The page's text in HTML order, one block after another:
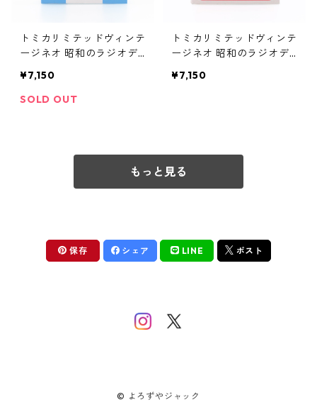
トミカリミテッドヴィンテ
ージネオ 昭和のラジオデ
ルーバード #36273455
¥7,150
SOLD OUT
トミカリミテッドヴィンテ
ージネオ 昭和のラジオデ
ドリック #36273448
¥7,150
もっと見る
保存 シェア LINE ポスト
© よろずやジャック